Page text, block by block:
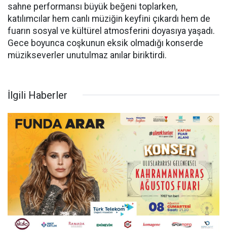
sahne performansı büyük beğeni toplarken,
katılımcılar hem canlı müziğin keyfini çıkardı hem de
fuarın sosyal ve kültürel atmosferini doyasıya yaşadı.
Gece boyunca coşkunun eksik olmadığı konserde
müzikseverler unutulmaz anılar biriktirdi.
İlgili Haberler